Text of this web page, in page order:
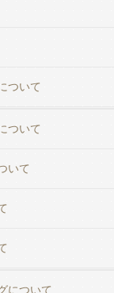
ついて
ついて
いて
について